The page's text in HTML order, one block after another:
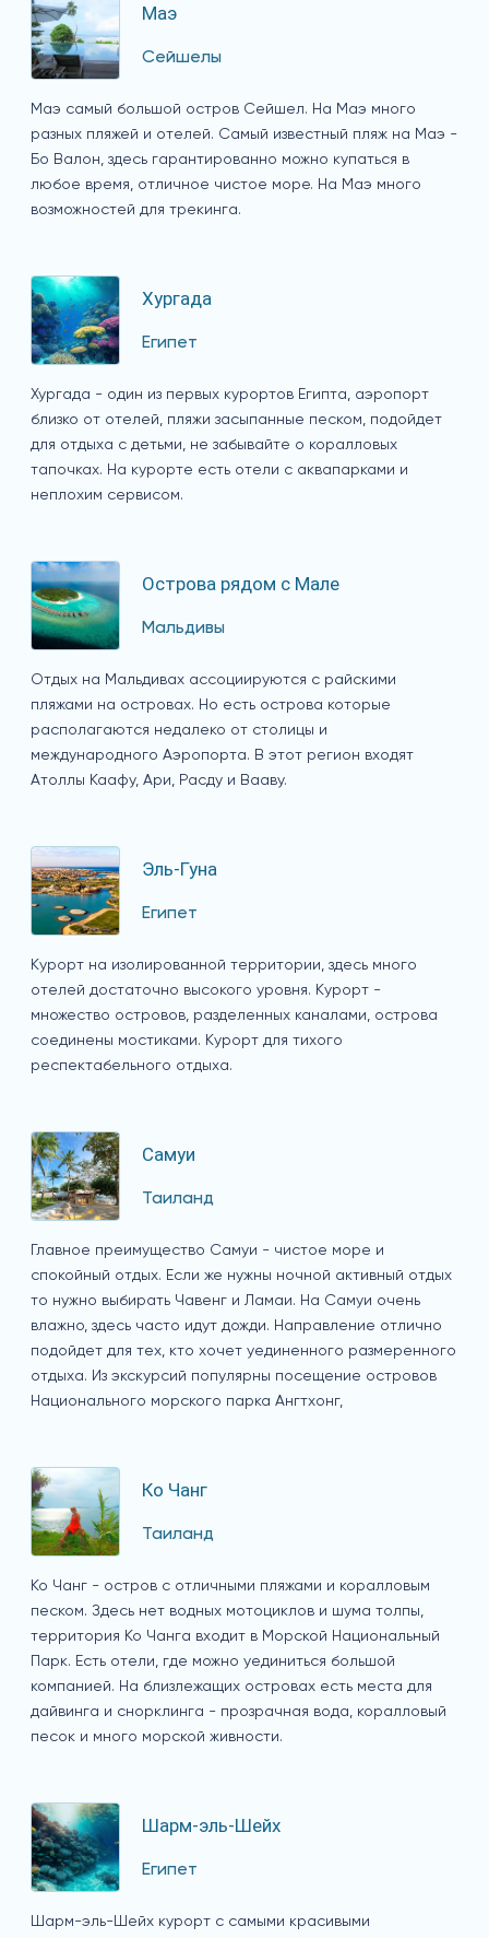
Маэ
Сейшелы
Маэ самый большой остров Сейшел. На Маэ много
разных пляжей и отелей. Самый известный пляж на Маэ -
Бо Валон, здесь гарантированно можно купаться в
любое время, отличное чистое море. На Маэ много
возможностей для трекинга.
Хургада
Египет
Хургада - один из первых курортов Египта, аэропорт
близко от отелей, пляжи засыпанные песком, подойдет
для отдыха с детьми, не забывайте о коралловых
тапочках. На курорте есть отели с аквапарками и
неплохим сервисом.
Острова рядом с Мале
Мальдивы
Отдых на Мальдивах ассоциируются с райскими
пляжами на островах. Но есть острова которые
располагаются недалеко от столицы и
международного Аэропорта. В этот регион входят
Атоллы Каафу, Ари, Расду и Вааву.
Эль-Гуна
Египет
Курорт на изолированной территории, здесь много
отелей достаточно высокого уровня. Курорт -
множество островов, разделенных каналами, острова
соединены мостиками. Курорт для тихого
респектабельного отдыха.
Самуи
Таиланд
Главное преимущество Самуи - чистое море и
спокойный отдых. Если же нужны ночной активный отдых
то нужно выбирать Чавенг и Ламаи. На Самуи очень
влажно, здесь часто идут дожди. Направление отлично
подойдет для тех, кто хочет уединенного размеренного
отдыха. Из экскурсий популярны посещение островов
Национального морского парка Ангтхонг,
Ко Чанг
Таиланд
Ко Чанг - остров с отличными пляжами и коралловым
песком. Здесь нет водных мотоциклов и шума толпы,
территория Ко Чанга входит в Морской Национальный
Парк. Есть отели, где можно уединиться большой
компанией. На близлежащих островах есть места для
дайвинга и снорклинга - прозрачная вода, коралловый
песок и много морской живности.
Шарм-эль-Шейх
Египет
Шарм-эль-Шейх курорт с самыми красивыми